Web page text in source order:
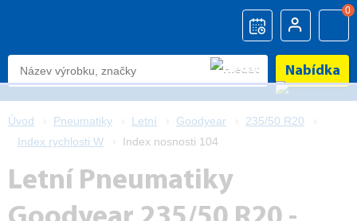
0
Nabídka
Úvod Pneumatiky Letní Goodyear
235/50 R20
Index rychlosti W
Index nosnosti 104
Letní Pneumatiky